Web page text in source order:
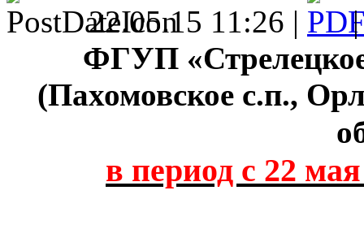
22.05.15 11:26 |
ФГУП
(Пахомовское с.п.,
в период с 22